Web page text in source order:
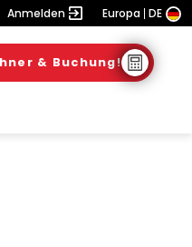
Anmelden Europa DE
& Buchung!